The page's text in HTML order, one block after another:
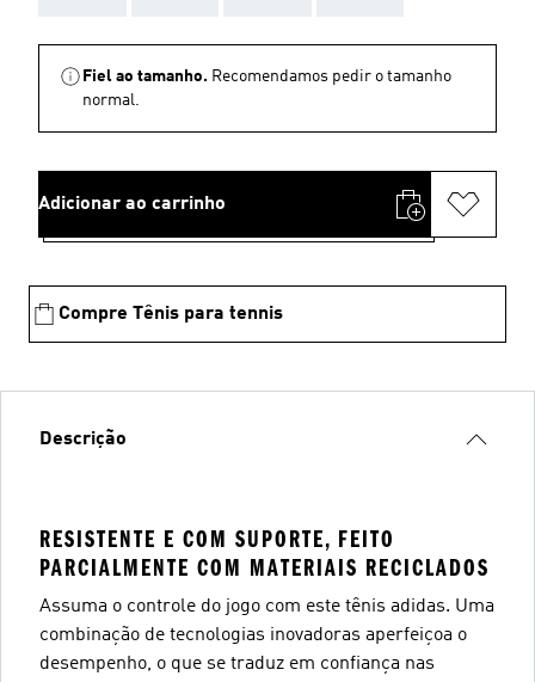
Fiel ao tamanho. Recomendamos pedir o tamanho
normal.
Adicionar ao carrinho
Compre Tênis para tennis
Descrição
RESISTENTE E COM SUPORTE, FEITO
PARCIALMENTE COM MATERIAIS RECICLADOS
Assuma o controle do jogo com este tênis adidas. Uma
combinação de tecnologias inovadoras aperfeiçoa o
desempenho, o que se traduz em confiança nas